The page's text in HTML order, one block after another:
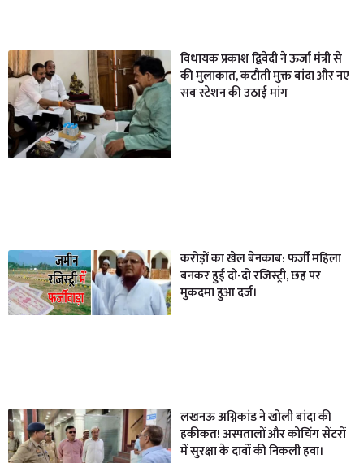
विधायक प्रकाश द्विवेदी ने ऊर्जा मंत्री से
की मुलाकात, कटौती मुक्त बांदा और नए
सब स्टेशन की उठाई मांग
करोड़ों का खेल बेनकाब: फर्जी महिला
बनकर हुई दो-दो रजिस्ट्री, छह पर
मुकदमा हुआ दर्ज।
लखनऊ अग्निकांड ने खोली बांदा की
हकीकत! अस्पतालों और कोचिंग सेंटरों
में सुरक्षा के दावों की निकली हवा।